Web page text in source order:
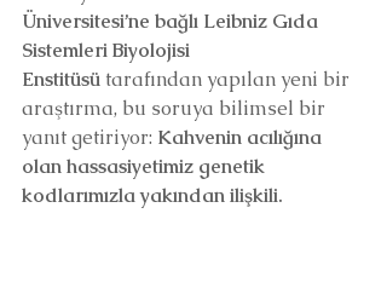
Üniversitesi’ne bağlı Leibniz Gıda
Sistemleri Biyolojisi
Enstitüsü tarafından yapılan yeni bir
araştırma, bu soruya bilimsel bir
yanıt getiriyor: Kahvenin acılığına
olan hassasiyetimiz genetik
kodlarımızla yakından ilişkili.